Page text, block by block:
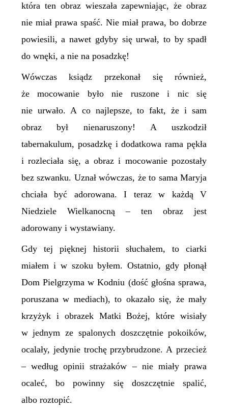
która ten obraz wieszała zapewniając, że obraz
nie miał prawa spaść. Nie miał prawa, bo dobrze
powiesili, a nawet gdyby się urwał, to by spadł
do wnęki, a nie na posadzkę!
Wówczas ksiądz przekonał się również,
że mocowanie było nie ruszone i nic się
nie urwało. A co najlepsze, to fakt, że i sam
obraz był nienaruszony! A uszkodził
tabernakulum, posadzkę i dodatkowa rama pękła
i rozleciała się, a obraz i mocowanie pozostały
bez szwanku. Uznał wówczas, że to sama Maryja
chciała być adorowana. I teraz w każdą V
Niedziele Wielkanocną – ten obraz jest
adorowany i wystawiany.
Gdy tej pięknej historii słuchałem, to ciarki
miałem i w szoku byłem. Ostatnio, gdy płonął
Dom Pielgrzyma w Kodniu (dość głośna sprawa,
poruszana w mediach), to okazało się, że mały
krzyżyk i obrazek Matki Bożej, które wisiały
w jednym ze spalonych doszczętnie pokoików,
ocalały, jedynie trochę przybrudzone. A przecież
– według opinii strażaków – nie miały prawa
ocaleć, bo powinny się doszczętnie spalić,
albo roztopić.